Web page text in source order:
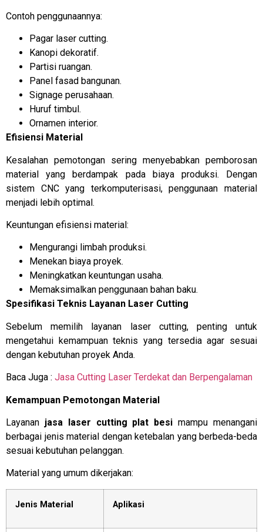
Contoh penggunaannya:
Pagar laser cutting.
Kanopi dekoratif.
Partisi ruangan.
Panel fasad bangunan.
Signage perusahaan.
Huruf timbul.
Ornamen interior.
Efisiensi Material
Kesalahan pemotongan sering menyebabkan pemborosan
material yang berdampak pada biaya produksi. Dengan
sistem CNC yang terkomputerisasi, penggunaan material
menjadi lebih optimal.
Keuntungan efisiensi material:
Mengurangi limbah produksi.
Menekan biaya proyek.
Meningkatkan keuntungan usaha.
Memaksimalkan penggunaan bahan baku.
Spesifikasi Teknis Layanan Laser Cutting
Sebelum memilih layanan laser cutting, penting untuk
mengetahui kemampuan teknis yang tersedia agar sesuai
dengan kebutuhan proyek Anda.
Baca Juga : Jasa Cutting Laser Terdekat dan Berpengalaman
Kemampuan Pemotongan Material
Layanan jasa laser cutting plat besi mampu menangani
berbagai jenis material dengan ketebalan yang berbeda-beda
sesuai kebutuhan pelanggan.
Material yang umum dikerjakan:
Jenis Material Aplikasi